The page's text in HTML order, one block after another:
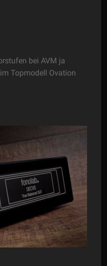
bei AVM ja
Topmodell Ovation